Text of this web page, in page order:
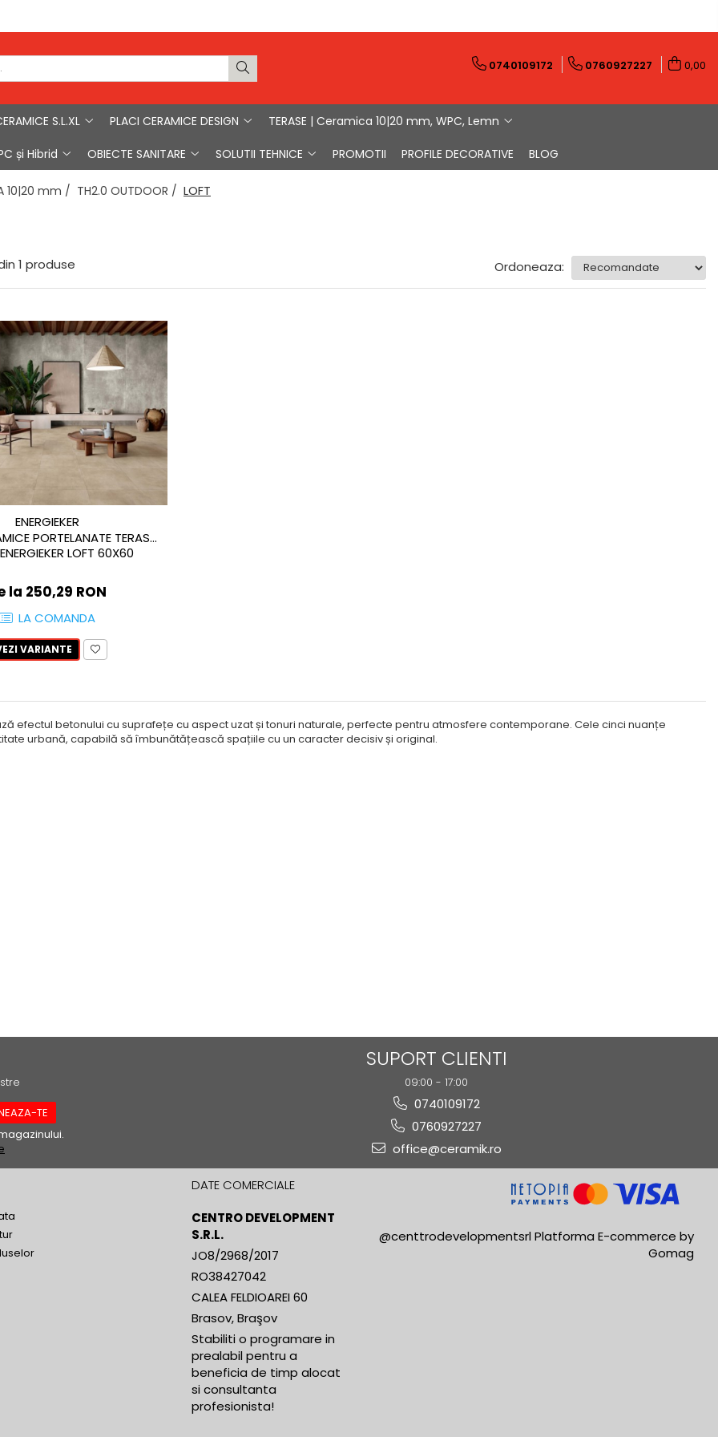
0740109172 0760927227 0,00
S.L.XL PLACI CERAMICE DESIGN TERASE | Ceramica 10|20 mm, WPC, Lemn
și Hibrid OBIECTE SANITARE SOLUTII TEHNICE PROMOTII PROFILE DECORATIVE BLOG
10|20 mm / TH2.0 OUTDOOR / LOFT
1 produse Ordoneaza:
ENERGIEKER
PORTELANATE TERASA
LOFT 60X60
la 250,29 RON
LA COMANDA
VARIANTE
efectul betonului cu suprafețe cu aspect uzat și tonuri naturale, perfecte pentru atmosfere contemporane. Cele cinci nuanțe
urbană, capabilă să îmbunătățească spațiile cu un caracter decisiv și original.
SUPORT CLIENTI
09:00 - 17:00
0740109172
0760927227
office@ceramik.ro
DATE COMERCIALE
CENTRO DEVELOPMENT
S.R.L.
JO8/2968/2017
RO38427042
CALEA FELDIOAREI 60
Brasov, Braşov
Stabiliti o programare in
prealabil pentru a
beneficia de timp alocat
si consultanta
profesionista!
@centtrodevelopmentsrl Platforma E-commerce by
Gomag